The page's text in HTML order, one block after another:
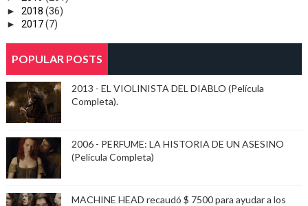
► 2018 (36)
► 2017(7)
POPULAR POSTS
2013 - EL VIOLINISTA DEL DIABLO (Película
Completa).
2006 - PERFUME: LA HISTORIA DE UN ASESINO
(Película Completa)
MACHINE HEAD recaudó $ 7500 para ayudar a los